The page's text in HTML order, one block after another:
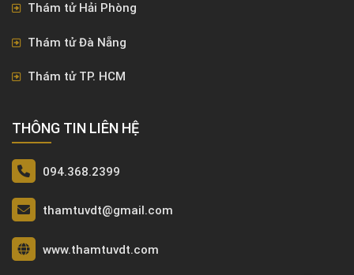
Thám tử Hải Phòng
Thám tử Đà Nẵng
Thám tử TP. HCM
THÔNG TIN LIÊN HỆ
094.368.2399
thamtuvdt@gmail.com
www.thamtuvdt.com